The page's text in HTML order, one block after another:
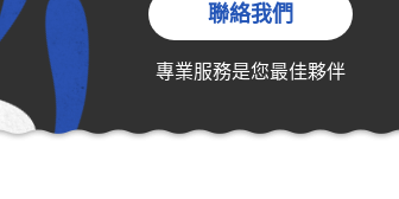
聯絡我們
專業服務是您最佳夥伴